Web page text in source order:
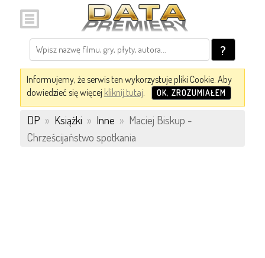
?
Informujemy, że serwis ten wykorzystuje pliki Cookie. Aby
dowiedzieć się więcej kliknij tutaj. OK, ZROZUMIAŁEM
DP » Książki » Inne » Maciej Biskup -
Chrześcijaństwo spotkania